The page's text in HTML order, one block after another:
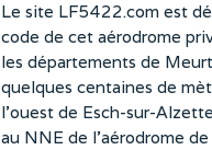
Le site LF5422.com est
code de cet aérodrome
les départements de
quelques centaines de
l’ouest de Esch-sur-
au NNE de l’aérodrome de